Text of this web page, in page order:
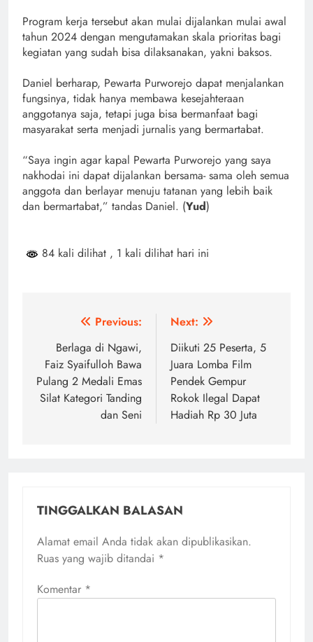
Program kerja tersebut akan mulai dijalankan mulai awal
tahun 2024 dengan mengutamakan skala prioritas bagi
kegiatan yang sudah bisa dilaksanakan, yakni baksos.
Daniel berharap, Pewarta Purworejo dapat menjalankan
fungsinya, tidak hanya membawa kesejahteraan
anggotanya saja, tetapi juga bisa bermanfaat bagi
masyarakat serta menjadi jurnalis yang bermartabat.
“Saya ingin agar kapal Pewarta Purworejo yang saya
nakhodai ini dapat dijalankan bersama- sama oleh semua
anggota dan berlayar menuju tatanan yang lebih baik
dan bermartabat,” tandas Daniel. (Yud)
84 kali dilihat , 1 kali dilihat hari ini
Navigasi
pos
Previous:
Berlaga di Ngawi,
Faiz Syaifulloh Bawa
Pulang 2 Medali Emas
Silat Kategori Tanding
dan Seni
Next:
Diikuti 25 Peserta, 5
Juara Lomba Film
Pendek Gempur
Rokok Ilegal Dapat
Hadiah Rp 30 Juta
TINGGALKAN BALASAN
Alamat email Anda tidak akan dipublikasikan.
Ruas yang wajib ditandai *
Komentar *